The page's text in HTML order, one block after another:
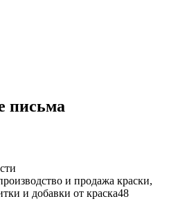
письма
и продажа краски,
и добавки от краска48